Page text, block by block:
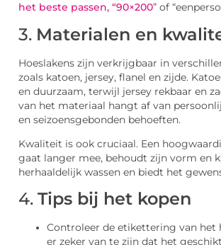
het beste passen, “90×200” of
3. Materialen en
Hoeslakens zijn verkrijgbaar in
zoals katoen, jersey, flanel en zijde.
en duurzaam, terwijl jersey rekbaar en
van het materiaal hangt af van
en seizoensgebonden behoeften.
Kwaliteit is ook cruciaal. Een
gaat langer mee, behoudt zijn vorm en
herhaaldelijk wassen en biedt het
4. Tips bij het kopen
Controleer de etikettering van het
er zeker van te zijn dat het